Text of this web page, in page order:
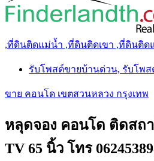
,ที่ดินติดแม่น้ำ ,ที่ดินติดเขา ,ที่ดินติด
รับโพสต์ขายบ้านด่วน, รับโพ
ขาย คอนโด เขตสวนหลวง กรุงเทพ
หลุดจอง คอนโด ติดสถ
TV 65 นิ้ว โทร